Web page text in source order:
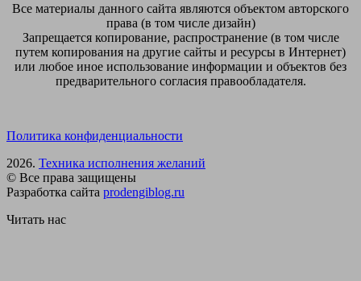
Все материалы данного сайта являются объектом авторского
права (в том числе дизайн)
Запрещается копирование, распространение (в том числе
путем копирования на другие сайты и ресурсы в Интернет)
или любое иное использование информации и объектов без
предварительного согласия правообладателя.
Политика конфиденциальности
2026. Техника исполнения желаний
© Все права защищены
Разработка сайта prodengiblog.ru
Читать нас